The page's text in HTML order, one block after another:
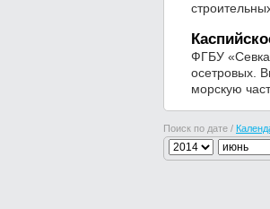
ФГБУ
осетровых.
морскую
Поиск по дате /